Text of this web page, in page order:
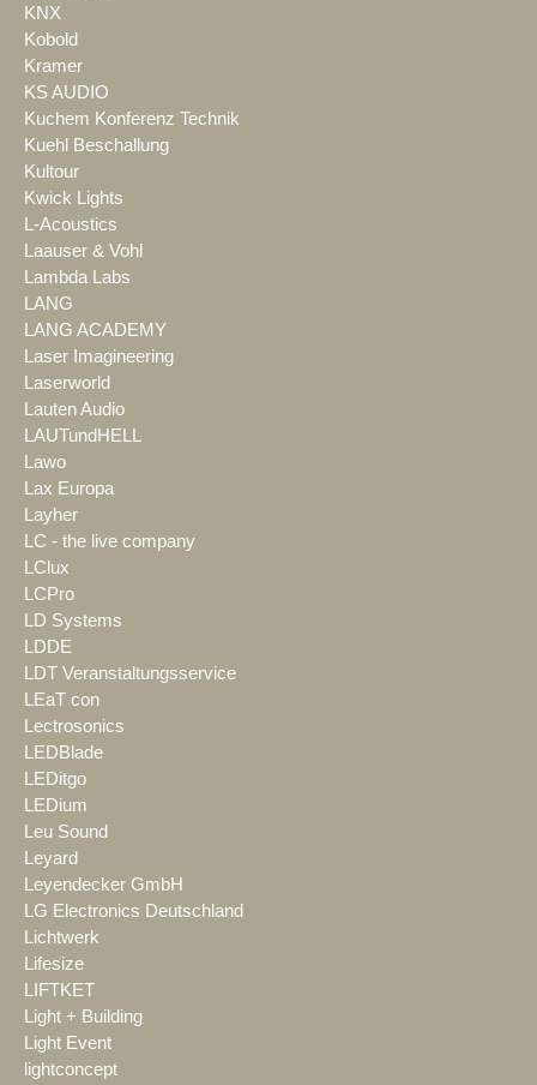
KNX
Kobold
Kramer
KS AUDIO
Kuchem Konferenz Technik
Kuehl Beschallung
Kultour
Kwick Lights
L-Acoustics
Laauser & Vohl
Lambda Labs
LANG
LANG ACADEMY
Laser Imagineering
Laserworld
Lauten Audio
LAUTundHELL
Lawo
Lax Europa
Layher
LC - the live company
LClux
LCPro
LD Systems
LDDE
LDT Veranstaltungsservice
LEaT con
Lectrosonics
LEDBlade
LEDitgo
LEDium
Leu Sound
Leyard
Leyendecker GmbH
LG Electronics Deutschland
Lichtwerk
Lifesize
LIFTKET
Light + Building
Light Event
lightconcept